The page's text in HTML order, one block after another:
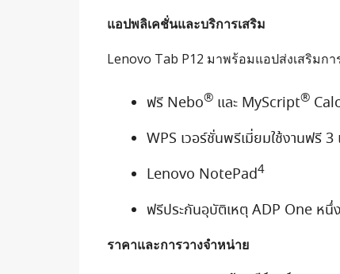
แอปพลิเคชั่นและบริการเสริม
Lenovo Tab P12 มาพร้อมแอปส่งเสริมกา
ฟรี Nebo®และ MyScript®
WPS เวอร์ชั่นพรีเมี่ยมใช้งานฟรี 3
Lenovo NotePad4
ฟรีประกันอุบัติเหตุ ADP One หนึ่
ราคาและการวางจำหน่าย